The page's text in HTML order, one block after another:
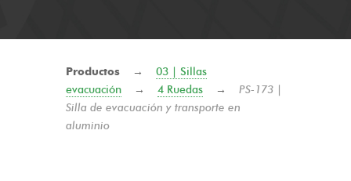
Productos → 03 | Sillas
evacuación → 4 Ruedas → PS-173 |
Silla de evacuación y transporte en
aluminio